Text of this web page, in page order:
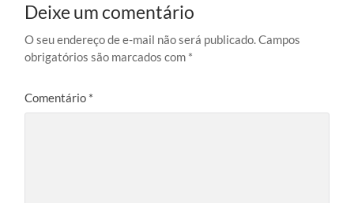
Deixe um comentário
O seu endereço de e-mail não será publicado. Campos
obrigatórios são marcados com *
Comentário *